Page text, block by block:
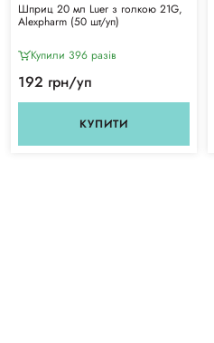
Шприц 20 мл Luer з голкою 21G,
Alexpharm (50 шт/уп)
Купили 396 разiв
192 грн/уп
КУПИТИ